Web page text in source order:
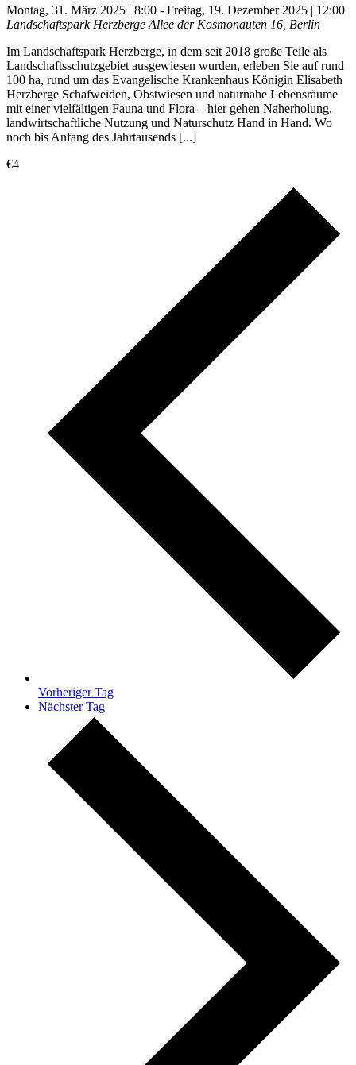
Montag, 31. März 2025 | 8:00 - Freitag, 19. Dezember 2025 | 12:00
Landschaftspark Herzberge Allee der Kosmonauten 16, Berlin
Im Landschaftspark Herzberge, in dem seit 2018 große Teile als
Landschaftsschutzgebiet ausgewiesen wurden, erleben Sie auf rund
100 ha, rund um das Evangelische Krankenhaus Königin Elisabeth
Herzberge Schafweiden, Obstwiesen und naturnahe Lebensräume
mit einer vielfältigen Fauna und Flora – hier gehen Naherholung,
landwirtschaftliche Nutzung und Naturschutz Hand in Hand. Wo
noch bis Anfang des Jahrtausends [...]
€4
Vorheriger Tag
Nächster Tag